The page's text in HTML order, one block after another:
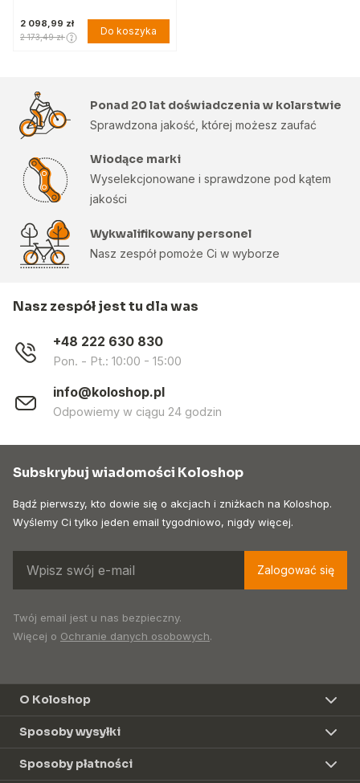
2 098,99 zł
2 173,49 zł Do koszyka
Ponad 20 lat doświadczenia w kolarstwie
Sprawdzona jakość, której możesz zaufać
Wiodące marki
Wyselekcjonowane i sprawdzone pod kątem
jakości
Wykwalifikowany personel
Nasz zespół pomoże Ci w wyborze
Nasz zespół jest tu dla was
+48 222 630 830
Pon. - Pt.: 10:00 - 15:00
info@koloshop.pl
Odpowiemy w ciągu 24 godzin
Subskrybuj wiadomości Koloshop
Bądź pierwszy, kto dowie się o akcjach i zniżkach na Koloshop.
Wyślemy Ci tylko jeden email tygodniowo, nigdy więcej.
Zalogować się
Twój email jest u nas bezpieczny.
Więcej o Ochranie danych osobowych.
O Koloshop
Sposoby wysyłki
Sposoby płatności